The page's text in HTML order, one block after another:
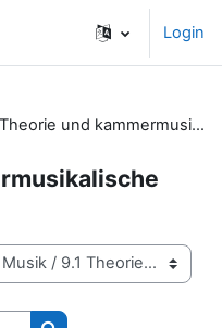
Login
9.1 Theorie und kammermusikalische Praxis der alten Musik